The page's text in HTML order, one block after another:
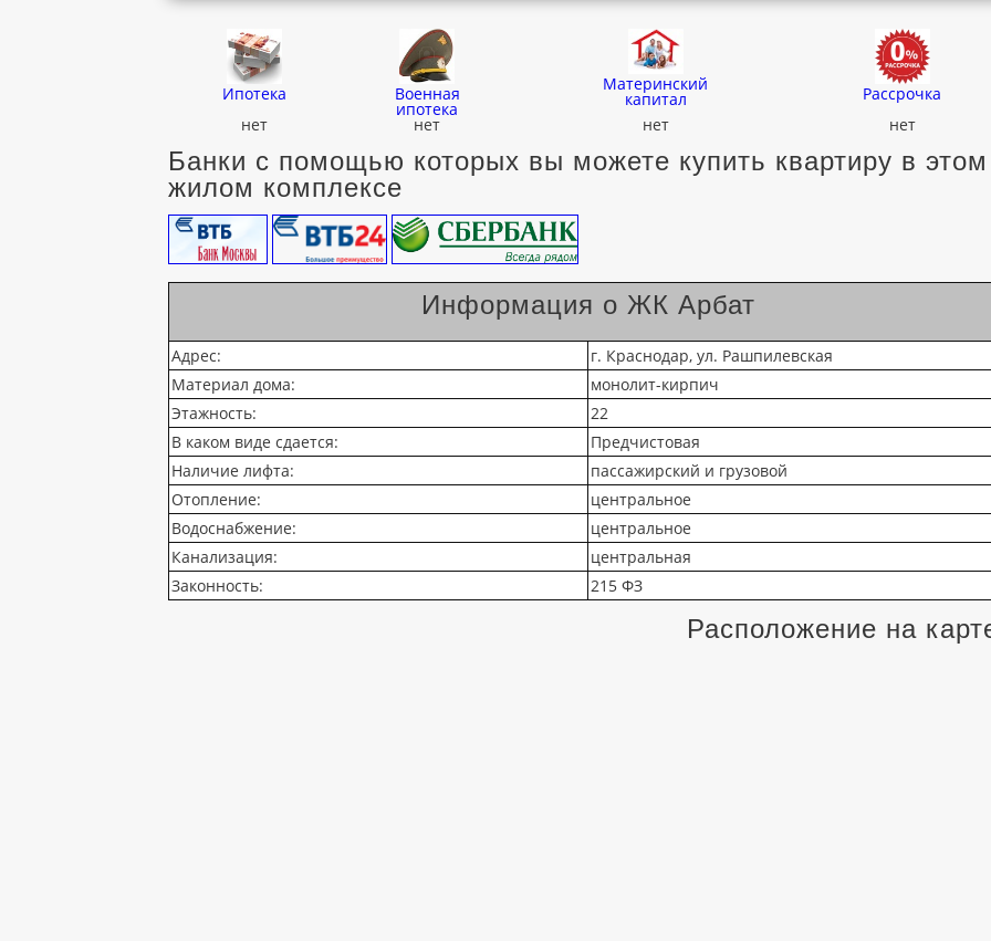
Ипотека Военная
ипотека
Материнский
капитал
Рассрочка
нет
нет нет нет
Банки с помощью которых вы можете купить квартиру в этом
жилом комплексе
Информация о ЖК Арбат
Адрес:
г. Краснодар, ул. Рашпилевская
Материал дома:
монолит-кирпич
Этажность:
22
В каком виде сдается:
Предчистовая
Наличие лифта:
пассажирский и грузовой
Отопление:
центральное
Водоснабжение:
центральное
Канализация:
центральная
Законность:
215 ФЗ
Расположение на